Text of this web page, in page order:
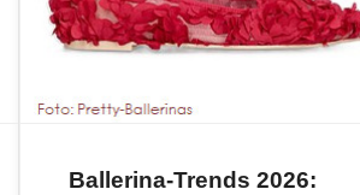
Ballerina-Trends 2026: